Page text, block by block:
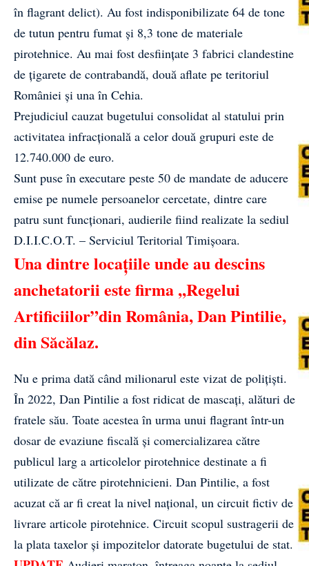
în flagrant delict). Au fost indisponibilizate 64 de tone
de tutun pentru fumat și 8,3 tone de materiale
pirotehnice. Au mai fost desfiinţate 3 fabrici clandestine
de ţigarete de contrabandă, două aflate pe teritoriul
României şi una în Cehia.
Prejudiciul cauzat bugetului consolidat al statului prin
activitatea infracţională a celor două grupuri este de
12.740.000 de euro.
Sunt puse în executare peste 50 de mandate de aducere
emise pe numele persoanelor cercetate, dintre care
patru sunt funcționari, audierile fiind realizate la sediul
D.I.I.C.O.T. – Serviciul Teritorial Timișoara.
Una dintre locațiile unde au descins
anchetatorii este firma ,,Regelui
Artificiilor”din România, Dan Pintilie,
din Săcălaz.
Nu e prima dată când milionarul este vizat de polițiști.
În 2022, Dan Pintilie a fost ridicat de mascați, alături de
fratele său. Toate acestea în urma unui flagrant într-un
dosar de evaziune fiscală și comercializarea către
publicul larg a articolelor pirotehnice destinate a fi
utilizate de către pirotehnicieni. Dan Pintilie, a fost
acuzat că ar fi creat la nivel național, un circuit fictiv de
livrare articole pirotehnice. Circuit scopul sustragerii de
la plata taxelor și impozitelor datorate bugetului de stat.